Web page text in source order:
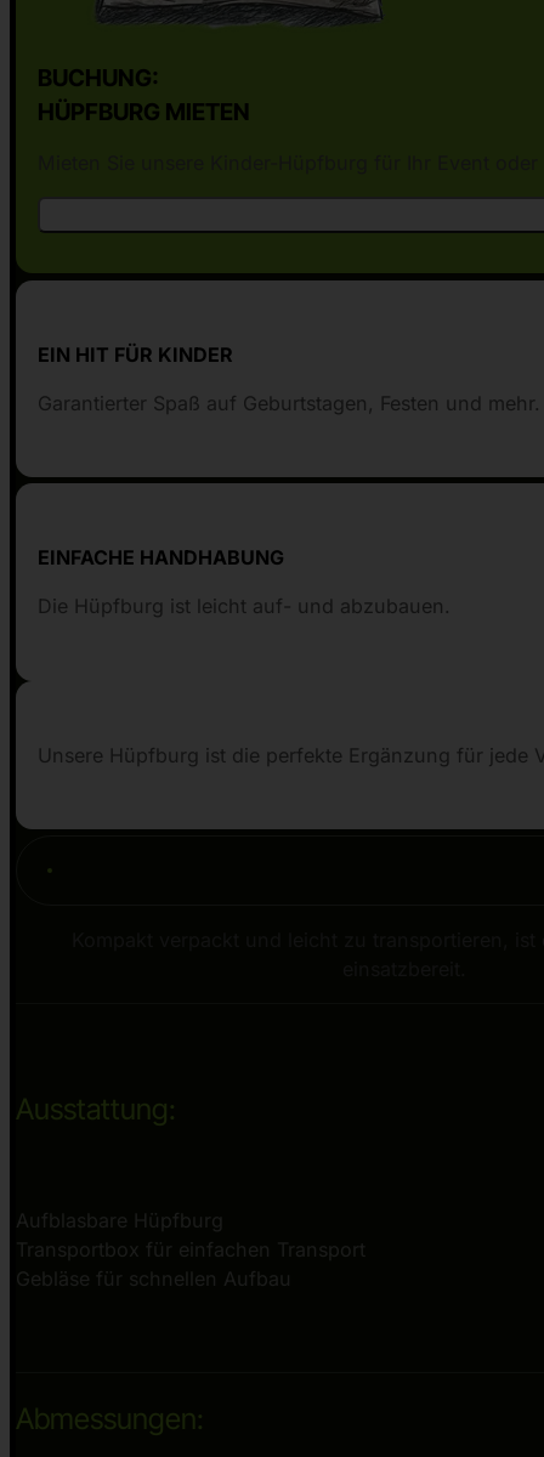
BUCHUNG:
HÜPFBURG MIETEN
EIN HIT FÜR KINDER
Garantierter Spaß auf Geburtstagen, Festen und mehr.
EINFACHE HANDHABUNG
Die Hüpfburg ist leicht auf- und abzubauen.
Unsere Hüpfburg ist die perfekte Ergänzung für jede
Ausstattung:
Aufblasbare Hüpfburg
Transportbox für einfachen Transport
Gebläse für schnellen Aufbau
Abmessungen: